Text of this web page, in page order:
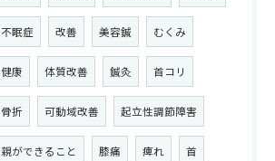
不眠症 改善 美容鍼 むくみ
健康 体質改善 鍼灸 首コリ
骨折 可動域改善 起立性調節障害
親ができること 膝痛 痺れ 首